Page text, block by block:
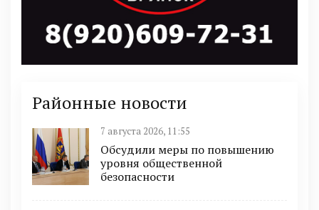
Районные новости
7 августа 2026, 11:55
Обсудили меры по повышению
уровня общественной
безопасности